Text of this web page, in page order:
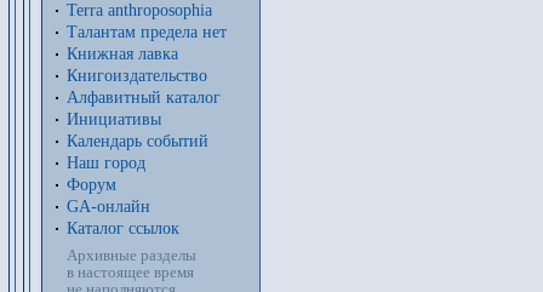
Terra anthroposophia
Талантам предела нет
Книжная лавка
Книгоиздательство
Алфавитный каталог
Инициативы
Календарь событий
Наш город
Форум
GA-онлайн
Каталог ссылок
Архивные разделы
в настоящее время